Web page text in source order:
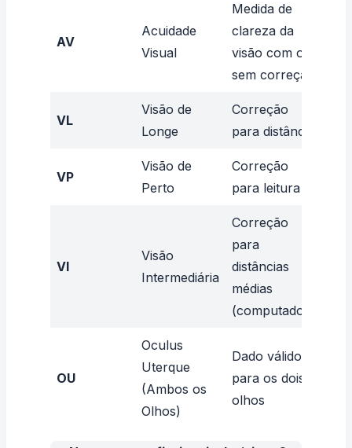
AV
Acuidade
Visual
Medida de
clareza da
visão com ou
sem correção
VL
Visão de
Longe
Correção
para distância
VP
Visão de
Perto
Correção
para leitura
VI
Visão
Intermediária
Correção
para
distâncias
médias
(computador)
OU
Oculus
Uterque
(Ambos os
Olhos)
Dado válido
para os dois
olhos